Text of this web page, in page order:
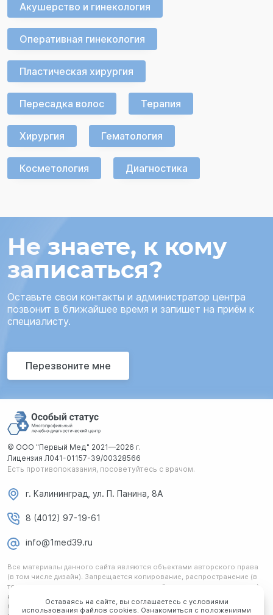
Акушерство и гинекология
Оперативная гинекология
Пластическая хирургия
Пересадка волос Терапия
Хирургия Гематология
Косметология Диагностика
Не знаете, к кому
записаться?
Оставьте свои контакты и администратор центра
позвонит в ближайшее время и запишет на приём к
специалисту.
Перезвоните мне
© ООО "Первый Мед" 2021—2026 г.
Лицензия Л041-01157-39/00328566
Есть противопоказания, посоветуйтесь с врачом.
г. Калининград, ул. П. Панина, 8А
8 (4012) 97-19-61
info@1med39.ru
Все материалы данного сайта являются объектами авторского права
(в том числе дизайн). Запрещается копирование, распространение (в
том числе путем копирования на другие сайты и ресурсы в интернете)
или любое иное использование информации и объектов без
предварительного согласия правообладателя. Любая информация,
Оставаясь на сайте, вы соглашаетесь с условиями
использования файлов cookies. Ознакомиться с положениями